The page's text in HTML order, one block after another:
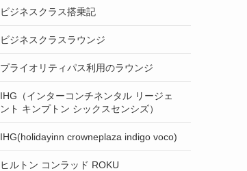
ビジネスクラス搭乗記
ビジネスクラスラウンジ
プライオリティパス利用のラウンジ
IHG（インターコンチネンタル リージェ
ント キンプトン シックスセンシズ）
IHG(holidayinn crowneplaza indigo voco)
ヒルトン コンラッド ROKU